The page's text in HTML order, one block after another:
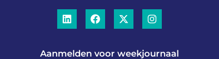
Aanmelden voor weekjournaal